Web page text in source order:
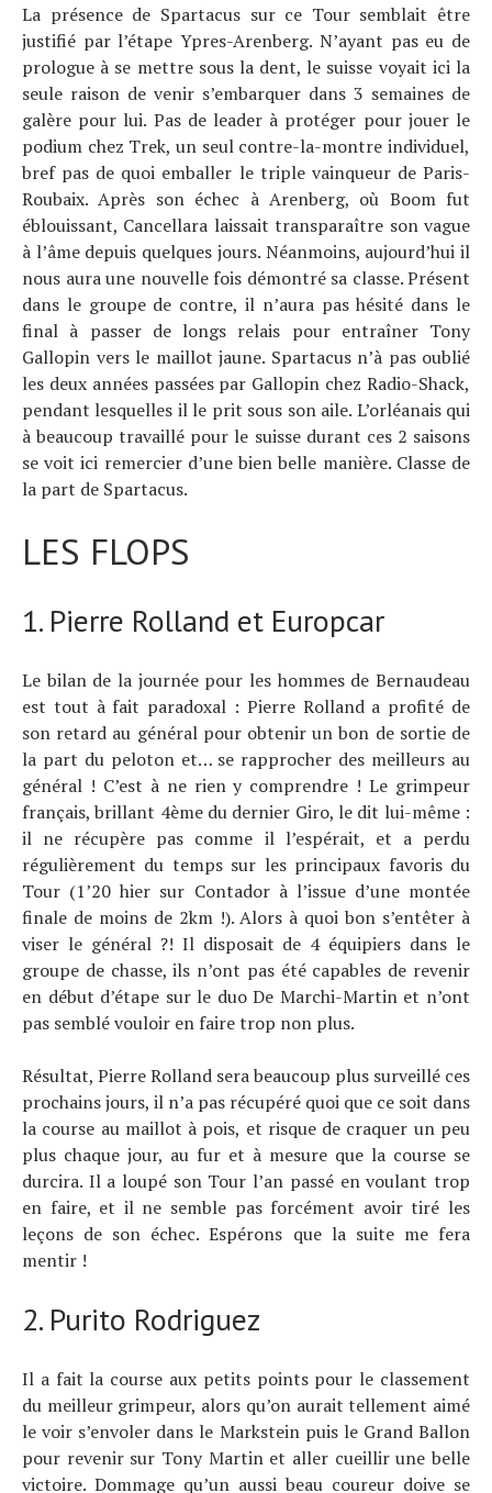
La présence de Spartacus sur ce Tour semblait être
justifié par l’étape Ypres-Arenberg. N’ayant pas eu de
prologue à se mettre sous la dent, le suisse voyait ici la
seule raison de venir s’embarquer dans 3 semaines de
galère pour lui. Pas de leader à protéger pour jouer le
podium chez Trek, un seul contre-la-montre individuel,
bref pas de quoi emballer le triple vainqueur de Paris-
Roubaix. Après son échec à Arenberg, où Boom fut
éblouissant, Cancellara laissait transparaître son vague
à l’âme depuis quelques jours. Néanmoins, aujourd’hui il
nous aura une nouvelle fois démontré sa classe. Présent
dans le groupe de contre, il n’aura pas hésité dans le
final à passer de longs relais pour entraîner Tony
Gallopin vers le maillot jaune. Spartacus n’à pas oublié
les deux années passées par Gallopin chez Radio-Shack,
pendant lesquelles il le prit sous son aile. L’orléanais qui
à beaucoup travaillé pour le suisse durant ces 2 saisons
se voit ici remercier d’une bien belle manière. Classe de
la part de Spartacus.
LES FLOPS
1. Pierre Rolland et Europcar
Le bilan de la journée pour les hommes de Bernaudeau
est tout à fait paradoxal : Pierre Rolland a profité de
son retard au général pour obtenir un bon de sortie de
la part du peloton et… se rapprocher des meilleurs au
général ! C’est à ne rien y comprendre ! Le grimpeur
français, brillant 4ème du dernier Giro, le dit lui-même :
il ne récupère pas comme il l’espérait, et a perdu
régulièrement du temps sur les principaux favoris du
Tour (1’20 hier sur Contador à l’issue d’une montée
finale de moins de 2km !). Alors à quoi bon s’entêter à
viser le général ?! Il disposait de 4 équipiers dans le
groupe de chasse, ils n’ont pas été capables de revenir
en début d’étape sur le duo De Marchi-Martin et n’ont
pas semblé vouloir en faire trop non plus.
Résultat, Pierre Rolland sera beaucoup plus surveillé ces
prochains jours, il n’a pas récupéré quoi que ce soit dans
la course au maillot à pois, et risque de craquer un peu
plus chaque jour, au fur et à mesure que la course se
durcira. Il a loupé son Tour l’an passé en voulant trop
en faire, et il ne semble pas forcément avoir tiré les
leçons de son échec. Espérons que la suite me fera
mentir !
2. Purito Rodriguez
Il a fait la course aux petits points pour le classement
du meilleur grimpeur, alors qu’on aurait tellement aimé
le voir s’envoler dans le Markstein puis le Grand Ballon
pour revenir sur Tony Martin et aller cueillir une belle
victoire. Dommage qu’un aussi beau coureur doive se